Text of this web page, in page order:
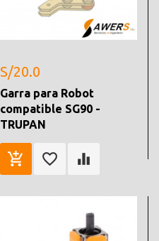
S/20.0
Garra para Robot
compatible SG90 -
TRUPAN